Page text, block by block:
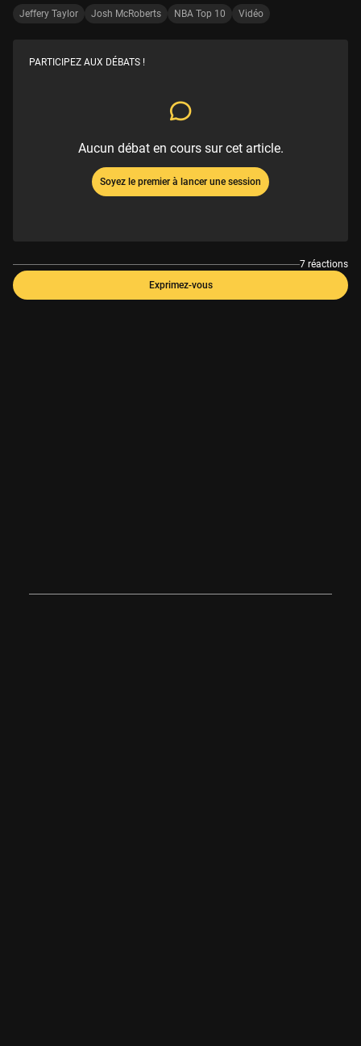
Jeffery Taylor Josh McRoberts NBA Top 10 Vidéo
PARTICIPEZ AUX DÉBATS !
Aucun débat en cours sur cet article.
Soyez le premier à lancer une session
7 réactions
Exprimez-vous